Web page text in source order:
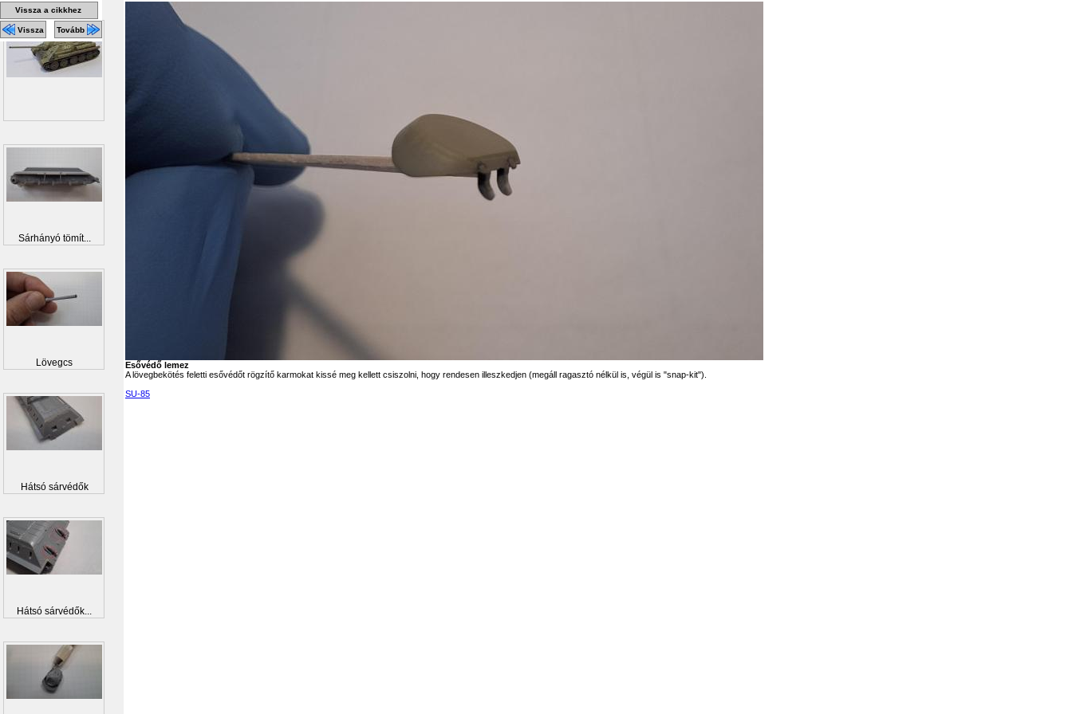
Esővédő lemez
A lövegbekötés feletti esővédőt rögzítő karmokat kissé meg kellett csiszolni, hogy rendesen illeszkedjen (megáll ragasztó nélkül is, végül is "snap-kit").
SU-85
Vissza a cikkhez
Vissza Tovább
Sárhányó tömít...
Lövegcs
Hátsó sárvédők
Hátsó sárvédők...